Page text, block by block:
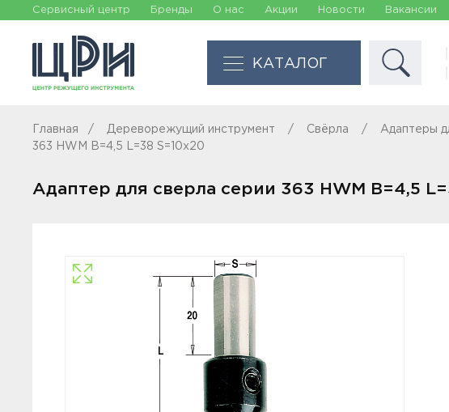
Сервисный центр Бренды О нас Акции Новости Вакансии
КАТАЛОГ
Главная Дереворежущий инструмент Свёрла Адаптеры
363 HWM B=4,5 L=38 S=10x20
Адаптер для сверла серии 363 HWM B=4,5